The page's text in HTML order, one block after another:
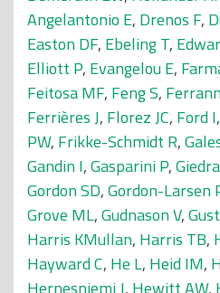
Angelantonio E, Drenos F,
Easton DF, Ebeling T,
Elliott P, Evangelou E,
Feitosa MF, Feng S,
Ferrières J, Florez JC, Ford I,
PW, Frikke-Schmidt R,
Gandin I,Gasparini P,
Gordon SD,Gordon-Larsen
Grove ML,Gudnason V,
Harris KMullan, Harris TB,
Hayward C, He L, Heid IM,
Hernesniemi J, Hewitt AW,